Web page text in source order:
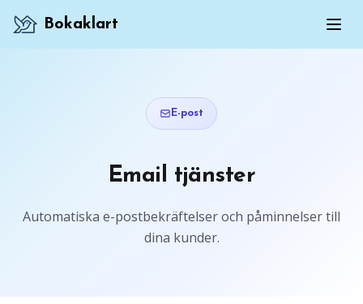
Bokaklart
E-post
Email tjänster
Automatiska e-postbekräftelser och påminnelser till
dina kunder.